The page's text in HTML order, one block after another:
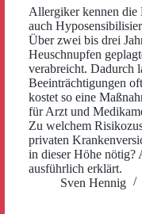
Allergiker kennen die
auch
Über zwei bis drei
Heuschnupfen
verabreicht. Dadurch
Beeinträchtigungen
kostet so eine
für Arzt und
Zu welchem
privaten
in dieser Höhe
ausführlich erklärt.
Sven Hennig